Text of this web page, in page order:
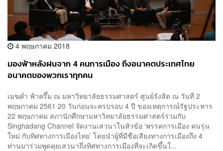
4 พฤษภาคม 2018
มองฟ้าหลังฝนจาก 4 คนการเมือง ถึงอนาคตประเทศไทย
อนาคตของพวกเราทุกคน
เมฆค่ำ ฟ้าครึ้ม ณ มหาวิทยาลัยธรรมศาสตร์ ศูนย์รังสิต ณ วันที่ 2
พฤษภาคม 2561 20 วันก่อนจะครบรอบ 4 ปี ของเหตุการณ์รัฐประหาร
22 พฤษภาคม สภานักศึกษามหาวิทยาลัยธรรมศาสตร์ร่วมกับ
Singhadang Channel จัดงานเสวนาในหัวข้อ ‘พรรคการเมือง คนรุ่น
ใหม่ กับทิศทางการเมืองไทย’ โดยนำผู้ที่มีชื่อเสียงทางการเมืองถึง 4
ท่านมาร่วมพูดคุยเสวนาถึงทิศทางการเมืองที่จะเกิดขึ้นใ...